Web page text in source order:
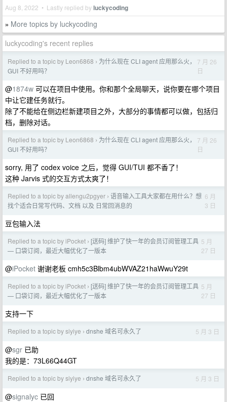
Aug 8, 2022 • Lastly replied byluckycoding
» More topics by luckycoding
luckycoding's recent replies
Replied to a topic by Leon6868 › 为什么现在 CLI agent 应用那么火，
GUI 不好用吗？
7 月 26
日
@1874w 可以在项目中使用。你和那个全局聊天，说你要在哪个项目
中让它建任务就行。
除了不能给在侧边栏新建项目之外，大部分的事情都可以做，包括归
档，删除对话。
Replied to a topic by Leon6868 › 为什么现在 CLI agent 应用那么火，
GUI 不好用吗？
7 月 26
日
sorry, 用了 codex voice 之后，觉得 GUI/TUI 都不香了！
这种 Jarvis 式的交互方式太爽了！
Replied to a topic by allengu2pgyer › 语音输入工具大家都在用什么？想
找个适合日常写代码、文档 以及 日常回消息的
6 月
3 日
豆包输入法
Replied to a topic by iPocket › [送码] 维护了快一年的会员订阅管理工具
— 口袋订阅，最近大幅优化了一版本
5 月
27 日
@iPocket 谢谢老板 cmh5c3Blbm4ubWVAZ21haWwuY29t
Replied to a topic by iPocket › [送码] 维护了快一年的会员订阅管理工具
— 口袋订阅，最近大幅优化了一版本
5 月
27 日
支持一下
Replied to a topic by siyiye › dnshe 域名可永久了 5 月 3 日
@sgr 已助
我的是：73L66Q44GT
Replied to a topic by siyiye › dnshe 域名可永久了 5 月 3 日
@signalyc 已回